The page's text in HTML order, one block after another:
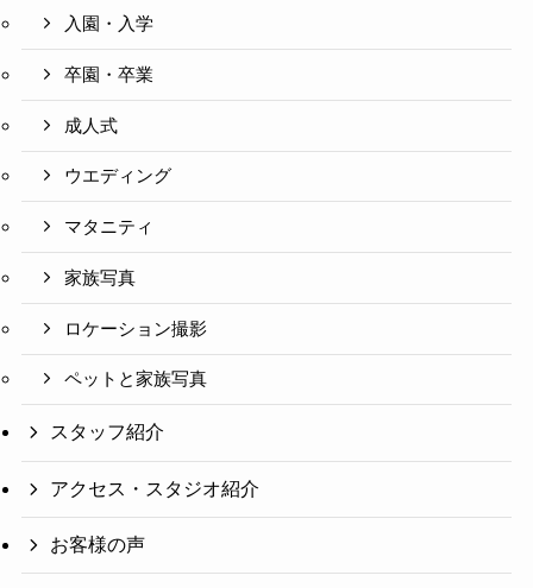
入園・入学
卒園・卒業
成人式
ウエディング
マタニティ
家族写真
ロケーション撮影
ペットと家族写真
スタッフ紹介
アクセス・スタジオ紹介
お客様の声